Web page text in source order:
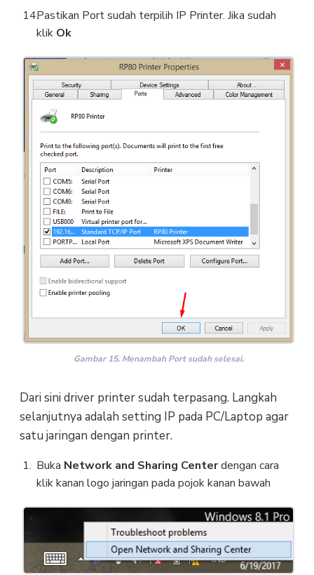
Pastikan Port sudah terpilih IP Printer. Jika sudah
klik Ok
Gambar 15. Menambah Port sudah selesai.
Dari sini driver printer sudah terpasang. Langkah
selanjutnya adalah setting IP pada PC/Laptop agar
satu jaringan dengan printer.
Buka Network and Sharing Centerdengan cara
klik kanan logo jaringan pada pojok kanan bawah